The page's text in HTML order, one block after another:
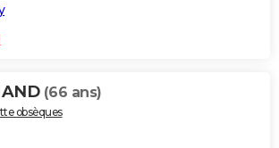
(66 ans)
obsèques